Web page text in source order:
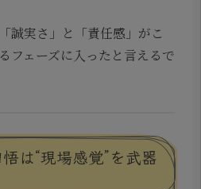
誠実さ」と「責任感」がこ
フェーズに入ったと言えるで
は“現場感覚”を武器